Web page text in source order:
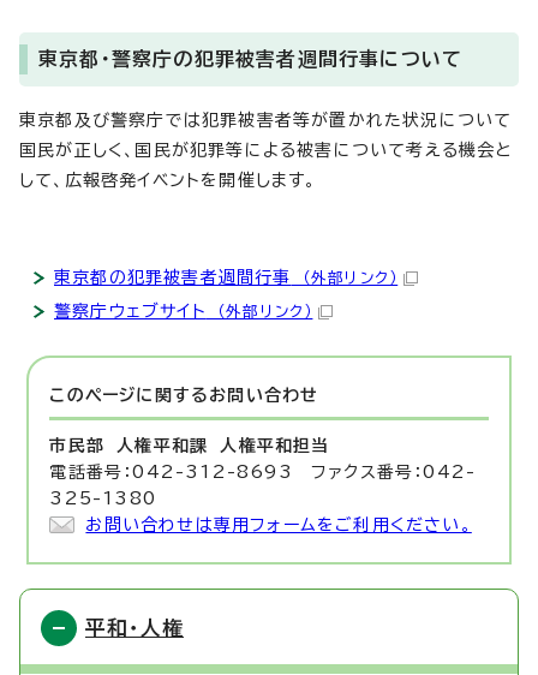
東京都・警察庁の犯罪被害者週間行事について
東京都及び警察庁では犯罪被害者等が置かれた状況について
国民が正しく、国民が犯罪等による被害について考える機会と
して、広報啓発イベントを開催します。
東京都の犯罪被害者週間行事 （外部リンク）
警察庁ウェブサイト （外部リンク）
このページに関する お問い合わせ
市民部 人権平和課 人権平和担当
電話番号：042-312-8693 ファクス番号：042-
325-1380
お問い合わせは専用フォームをご利用ください。
平和・人権